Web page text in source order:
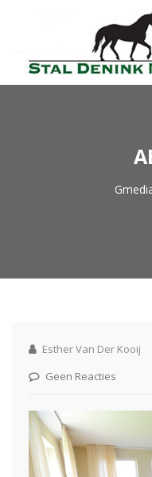
Esther Van Der Kooij
Geen Reacties